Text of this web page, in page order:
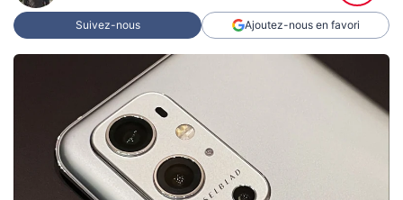
Suivez-nous Ajoutez-nous en favori